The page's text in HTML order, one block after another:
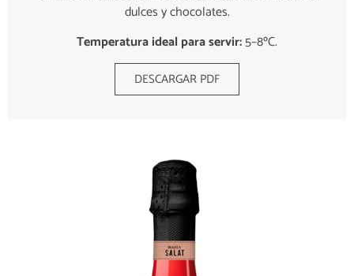
dulces y chocolates.
Temperatura ideal para servir:5–8ºC.
DESCARGAR PDF